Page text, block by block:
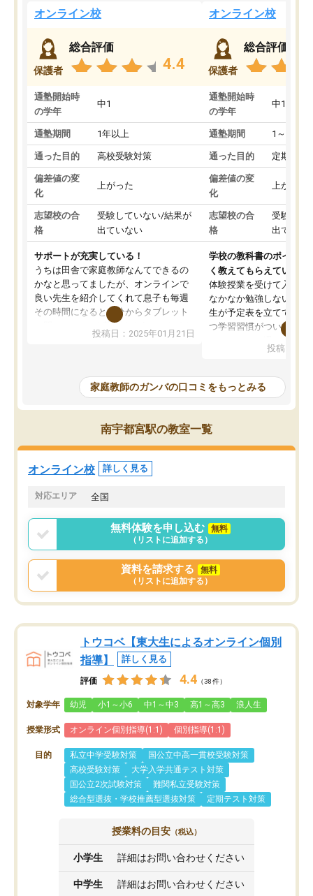
オンライン校
保護者
総合評価
4.4
通塾開始時
の学年
中1
通塾期間 1年以上
通った目的 高校受験対策
偏差値の変
化
上がった
志望校の合
格
受験していない/結果が
出ていない
サポートが充実している！
うちは田舎で家庭教師なんてできるの
かなと思ってましたが、オンラインで
良い先生を紹介してくれて息子も毎週
その時間になると自分からタブレット
を開いてzoomを繋げるようになりまし
た！5科目なんでもOKなのもとても気
めて1年ほどだった今では平均点以上の
科目が増えてきました！あと1年受験ま
であるので無料の週末教室を使用しな
がら頑張って欲しいと思います！
投稿日：2025年01月21日
オンライン校
保護者
総合評価
通塾開始時
の学年
中1
通塾期間 1～3ヵ月
通った目的 定期テス
偏差値の変
化
上がった
志望校の合
格
受験して
出ていな
学校の教科書のポイント
く教えてもらえている
体験授業を受けて入塾し
なかなか勉強しない息子
生が予定表を立ててくれ
つ学習習慣がついてきま
指導が無い日も予定表
問できるのでとても助か
投稿日：
家庭教師のガンバの口コミをもっとみる
南宇都宮駅の教室一覧
オンライン校 詳しく見る
対応エリア 全国
無料体験を申し込む
無料
（リストに追加する）
資料を請求する
無料
（リストに追加する）
トウコベ【東大生によるオンライン個別
指導】
詳しく見る
評価 4.4 （38件）
対象学年 幼児 小1～小6 中1～中3 高1～高3 浪人生
授業形式 オンライン個別指導(1:1) 個別指導(1:1)
目的 私立中学受験対策
国公立中高一貫校受験対策
高校受験対策
大学入学共通テスト対策
国公立2次試験対策
難関私立受験対策
総合型選抜・学校推薦型選抜対策
定期テスト対策
授業料の目安 （税込）
小学生 詳細はお問い合わせください
中学生 詳細はお問い合わせください